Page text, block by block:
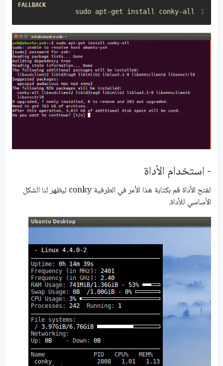
1
sudo apt-get install conky-all
- استخدام الأداة
لفتح الأداة قم بكتابة هذا الأمر في الطرفية conky ليظهر لنا الشكل
الأساسي للأداة.